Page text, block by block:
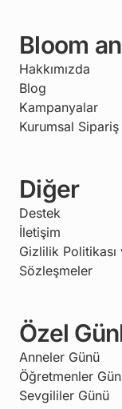
Bloom
Hakkımızda
Blog
Kampanyalar
Kurumsal Sipariş
Diğer
Destek
İletişim
Gizlilik Politikası
Sözleşmeler
Özel
Anneler Günü
Öğretmenler
Sevgililer Günü